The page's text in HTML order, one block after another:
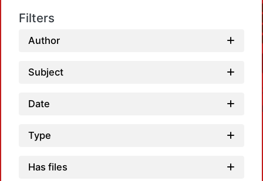
Filters
Author
Subject
Date
Type
Has files